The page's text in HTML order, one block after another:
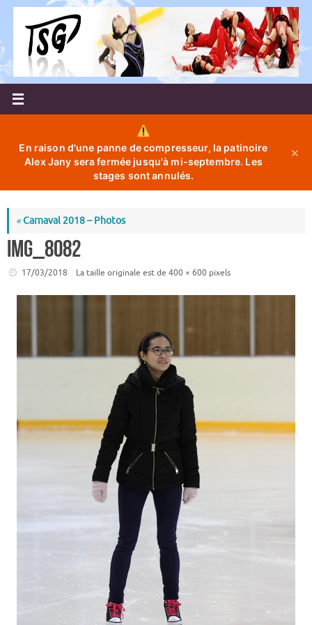
Passer
contenu
En raison d'une panne de compresseur, la patinoire
Alex Jany sera fermée jusqu'à mi-septembre. Les
stages sont annulés.
✕
«Carnaval 2018 – Photos
IMG_8082
17/03/2018 La taille originale est de 400 × 600 pixels